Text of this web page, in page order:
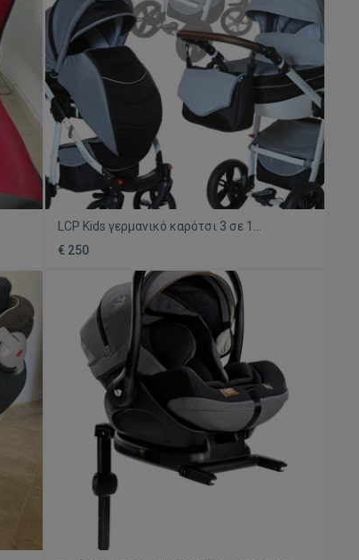
LCP Kids γερμανικό καρότσι 3 σε 1
μεταχειρισμένο με βάση αυτοκινήτου Isofix
€ 250